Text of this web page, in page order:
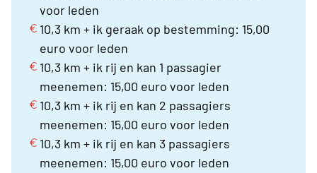
voor leden
10,3 km + ik geraak op bestemming: 15,00
euro voor leden
10,3 km + ik rij en kan 1 passagier
meenemen: 15,00 euro voor leden
10,3 km + ik rij en kan 2 passagiers
meenemen: 15,00 euro voor leden
10,3 km + ik rij en kan 3 passagiers
meenemen: 15,00 euro voor leden